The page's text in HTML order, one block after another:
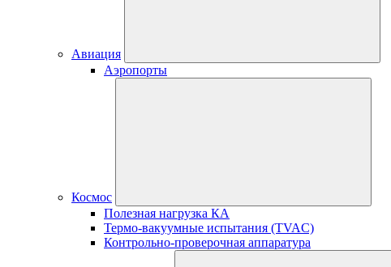
Авиация
Аэропорты
Космос
Полезная нагрузка КА
Термо-вакуумные испытания (TVAC)
Контрольно-проверочная аппаратура